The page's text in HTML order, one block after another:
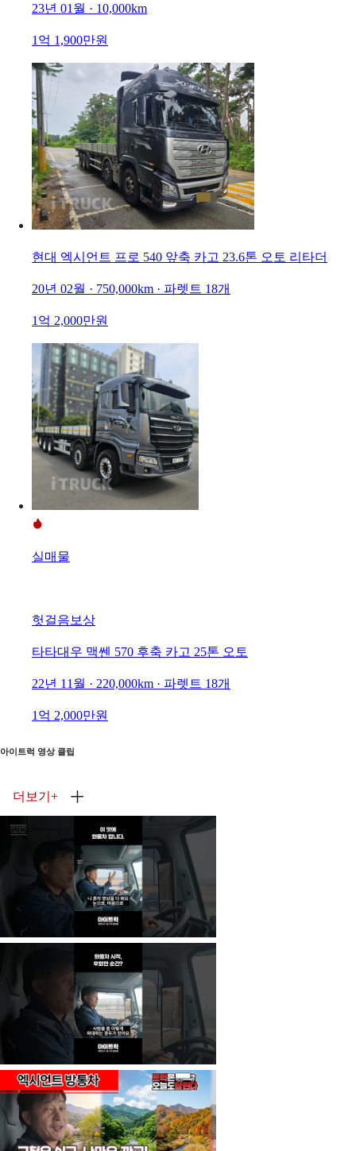
23년 01월 · 10,000km
1억 1,900만원
현대 엑시언트 프로 540 앞축 카고 23.6톤 오토 리타더
20년 02월 · 750,000km · 파렛트 18개
1억 2,000만원
실매물
헛걸음보상
타타대우 맥쎈 570 후축 카고 25톤 오토
22년 11월 · 220,000km · 파렛트 18개
1억 2,000만원
아이트럭 영상 클립
더보기 +